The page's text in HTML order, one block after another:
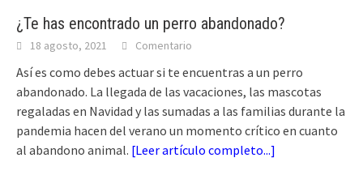
¿Te has encontrado un perro abandonado?
18 agosto, 2021 Comentario
Así es como debes actuar si te encuentras a un perro
abandonado. La llegada de las vacaciones, las mascotas
regaladas en Navidad y las sumadas a las familias durante la
pandemia hacen del verano un momento crítico en cuanto
al abandono animal. [Leer artículo completo...]